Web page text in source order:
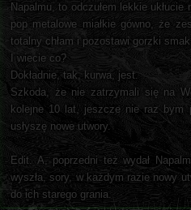
Napalmu, to odczułem lekkie
pop metalowe miałkie gówno, że
totalny chłam i pozostawi gorzki
I wiecie co?
Dokładnie, tak, kurwa, jest.
Szkoda, że nie zatrzymali się na
kolejne 10 lat, jeszcze nie raz bym
usłyszę nowe utwory.
Edit. A, poprzedni też wydał
wyszła, sory, w każdym razie nowy
do ich starego grania.